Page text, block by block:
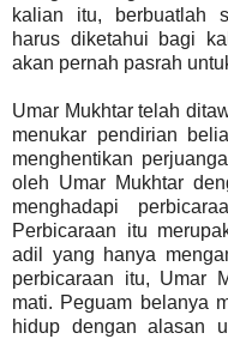
kalian itu, berbuatlah
harus diketahui bagi
akan pernah pasrah
Umar Mukhtar telah
menukar pendirian
menghentikan
oleh Umar Mukhtar
menghadapi
Perbicaraan itu
adil yang hanya
perbicaraan itu, Umar
mati. Peguam belanya
hidup dengan alasan